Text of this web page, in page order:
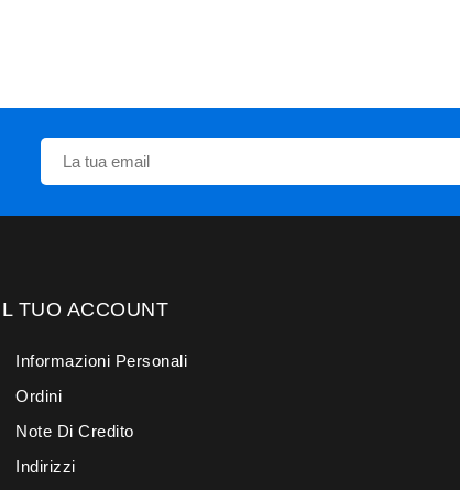
TUO ACCOUNT
Informazioni Personali
Ordini
Note Di Credito
Indirizzi